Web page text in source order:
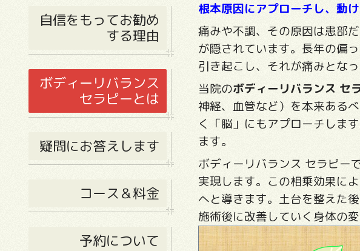
自信をもってお勧め
する理由
ボディーリバランス
セラピーとは
疑問にお答えします
コース＆料金
予約について
根本原因にアプローチし、動
痛みや不調、その原因は患部
が隠されています。長年の偏
引き起こし、それが痛みとなっ
当院のボディーリバランス セ
神経、血管など）を本来ある
く「脳」にもアプローチしま
ます。
ボディーリバランス セラピー
実現します。この相乗効果に
へと導きます。土台を整えた
施術後に改善していく身体の